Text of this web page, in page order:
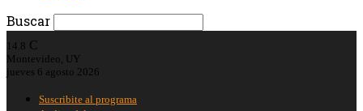
Buscar
14.8 C
Montevideo, UY
jueves 6 agosto 2026
Suscribite al programa